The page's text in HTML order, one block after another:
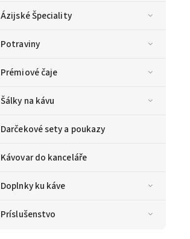
Ázijské Špeciality
Potraviny
Prémiové čaje
Šálky na kávu
Darčekové sety a poukazy
Kávovar do kanceláře
Doplnky ku káve
Príslušenstvo